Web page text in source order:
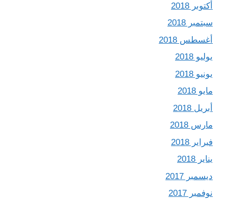
أكتوبر 2018
سبتمبر 2018
أغسطس 2018
يوليو 2018
يونيو 2018
مايو 2018
أبريل 2018
مارس 2018
فبراير 2018
يناير 2018
ديسمبر 2017
نوفمبر 2017